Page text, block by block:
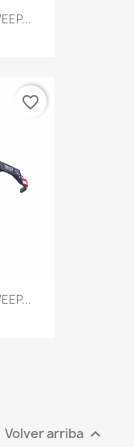
favorite_border
Volver arriba 